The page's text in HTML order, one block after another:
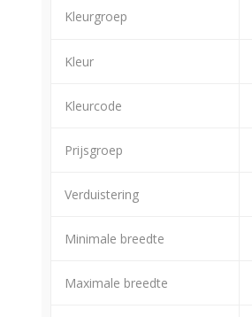
Kleurgroep
Kleur
Kleurcode
Prijsgroep
Verduistering
Minimale breedte
Maximale breedte